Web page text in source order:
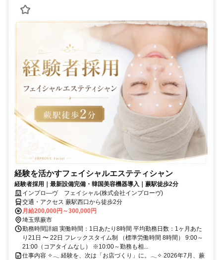
経験を活かすフェイシャルエステティシャン
経験者採用｜最新設備完備・韓国美容機器導入｜蕨駅徒歩2分
インプロ―ヴ フェイシャル(株式会社インプローヴ)
交通・アクセス 蕨駅西口から徒歩2分
月給200,000円～300,000円
埼玉県蕨市
勤務時間詳細 実働時間：1日あたり8時間 平均勤務日数：1ヶ月あた
り21日 〜 22日 フレックスタイム制 （標準労働時間 8時間） 9:00～
21:00（コアタイムなし） ※10:00～勤務も相...
仕事内容 ✧𓂃 経験を、次は「お店づくり」に。𓂃✧ 2026年7月、蕨